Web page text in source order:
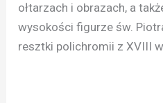
ołtarzach i obrazach, a
wysokości figurze św.
resztki polichromii z XVIII